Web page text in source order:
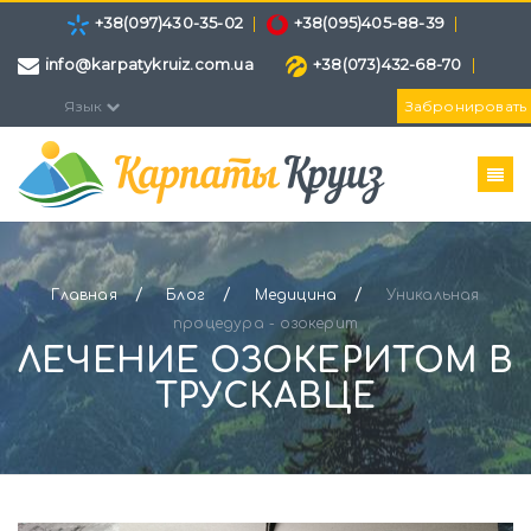
+38(097)430-35-02 | +38(095)405-88-39 |
+38(073)432-68-70 |
info@karpatykruiz.com.ua
Язык Забронировать
Главная / Блог / Медицина /
Уникальная
процедура - озокерит
ЛЕЧЕНИЕ ОЗОКЕРИТОМ В
ТРУСКАВЦЕ